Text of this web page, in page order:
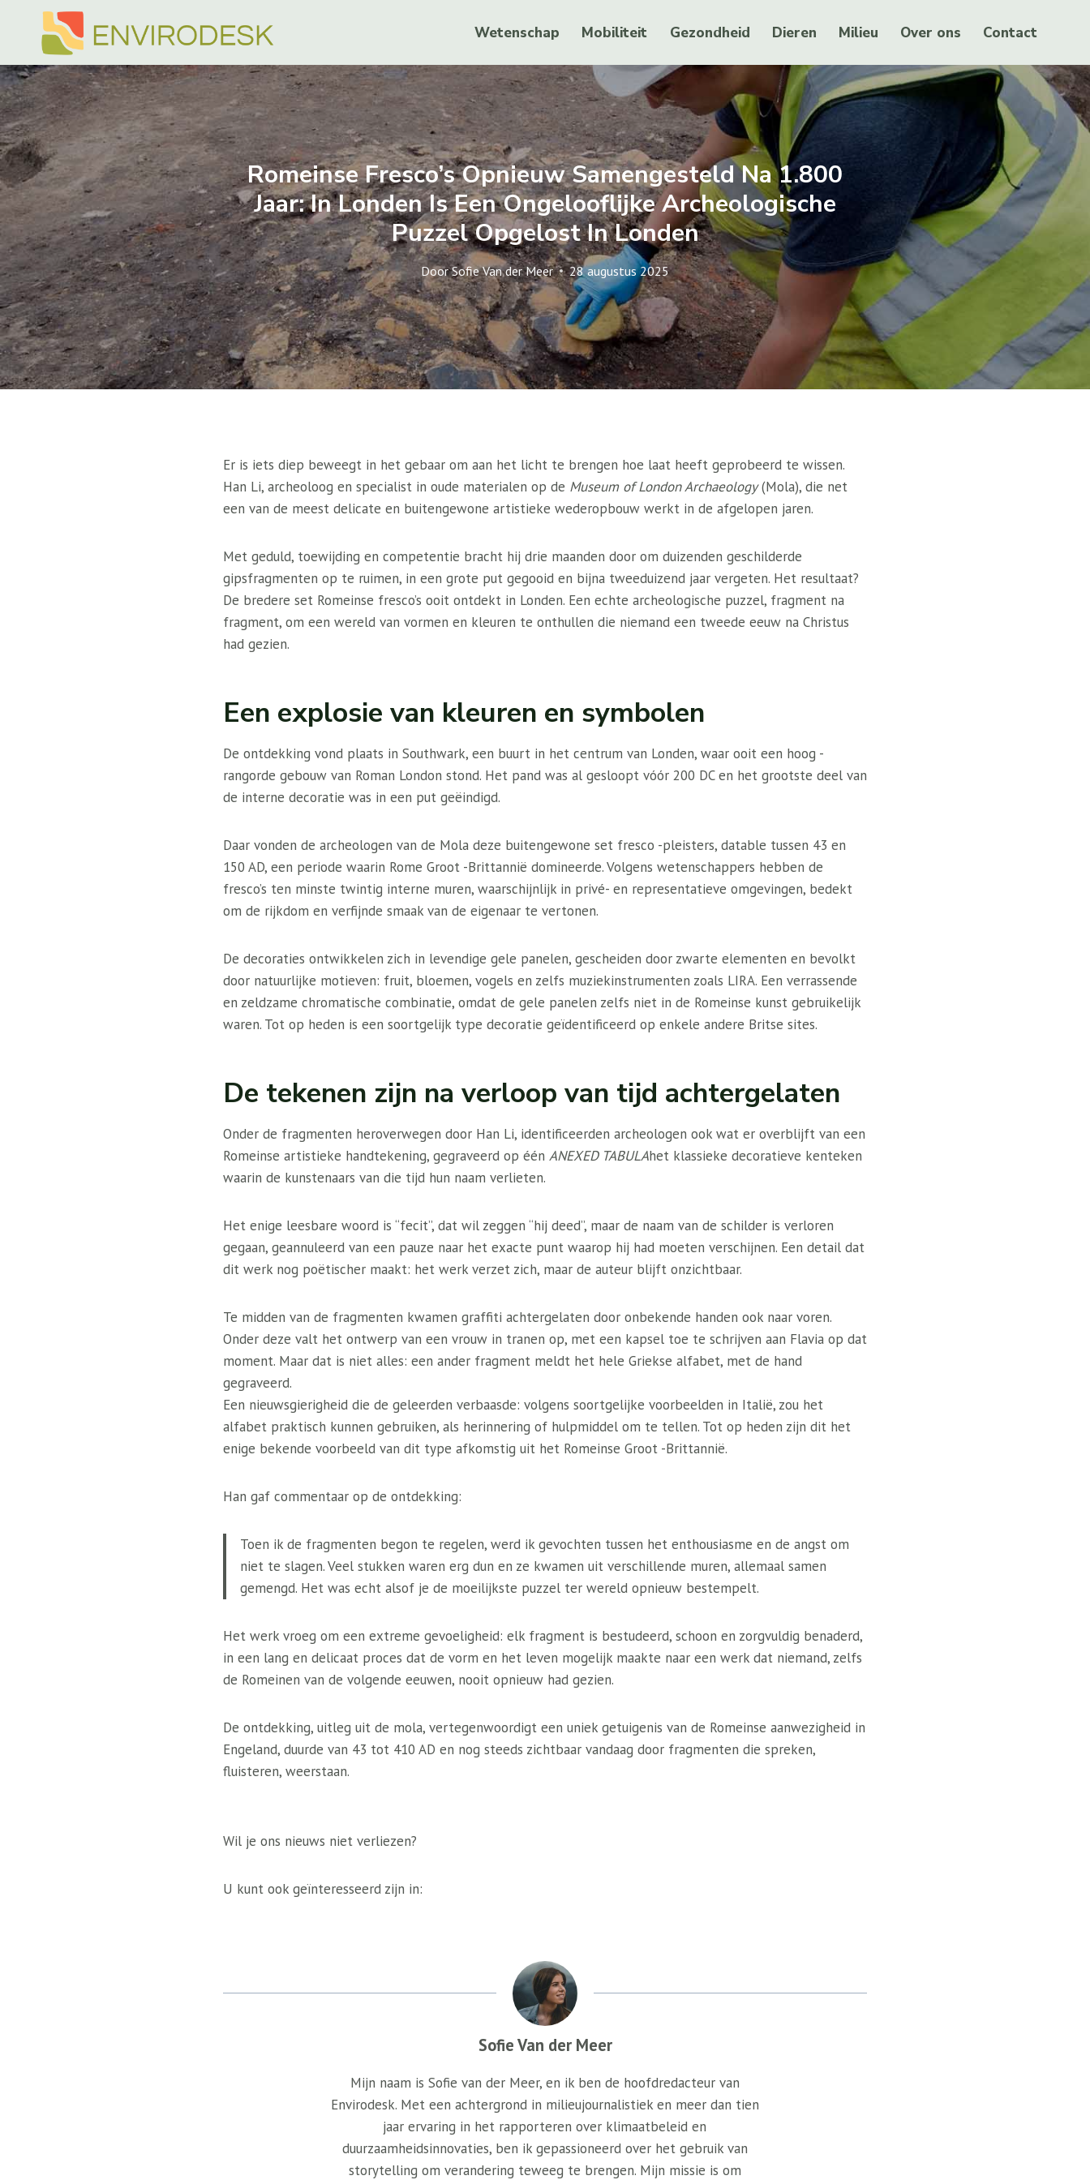
Doorgaan
Wetenschap Mobiliteit Gezondheid Dieren Milieu Over ons Contact
Romeinse Fresco’s Opnieuw Samengesteld Na 1.800
Jaar: In Londen Is Een Ongelooflijke Archeologische
Puzzel Opgelost In Londen
DoorSofie Van der Meer 28 augustus 2025
Er is iets diep beweegt in het gebaar om aan het licht te brengen hoe laat heeft geprobeerd te wissen.
Han Li, archeoloog en specialist in oude materialen op de Museum of London Archaeology(Mola), die net
een van de meest delicate en buitengewone artistieke wederopbouw werkt in de afgelopen jaren.
Met geduld, toewijding en competentie bracht hij drie maanden door om duizenden geschilderde
gipsfragmenten op te ruimen, in een grote put gegooid en bijna tweeduizend jaar vergeten. Het resultaat?
De bredere set Romeinse fresco’s ooit ontdekt in Londen. Een echte archeologische puzzel, fragment na
fragment, om een ​​wereld van vormen en kleuren te onthullen die niemand een tweede eeuw na Christus
had gezien.
Een explosie van kleuren en symbolen
De ontdekking vond plaats in Southwark, een buurt in het centrum van Londen, waar ooit een hoog -
rangorde gebouw van Roman London stond. Het pand was al gesloopt vóór 200 DC en het grootste deel van
de interne decoratie was in een put geëindigd.
Daar vonden de archeologen van de Mola deze buitengewone set fresco -pleisters, datable tussen 43 en
150 AD, een periode waarin Rome Groot -Brittannië domineerde. Volgens wetenschappers hebben de
fresco’s ten minste twintig interne muren, waarschijnlijk in privé- en representatieve omgevingen, bedekt
om de rijkdom en verfijnde smaak van de eigenaar te vertonen.
De decoraties ontwikkelen zich in levendige gele panelen, gescheiden door zwarte elementen en bevolkt
door natuurlijke motieven: fruit, bloemen, vogels en zelfs muziekinstrumenten zoals LIRA. Een verrassende
en zeldzame chromatische combinatie, omdat de gele panelen zelfs niet in de Romeinse kunst gebruikelijk
waren. Tot op heden is een soortgelijk type decoratie geïdentificeerd op enkele andere Britse sites.
De tekenen zijn na verloop van tijd achtergelaten
Onder de fragmenten heroverwegen door Han Li, identificeerden archeologen ook wat er overblijft van een
Romeinse artistieke handtekening, gegraveerd op één ANEXED TABULAhet klassieke decoratieve kenteken
waarin de kunstenaars van die tijd hun naam verlieten.
Het enige leesbare woord is “fecit”, dat wil zeggen “hij deed”, maar de naam van de schilder is verloren
gegaan, geannuleerd van een pauze naar het exacte punt waarop hij had moeten verschijnen. Een detail dat
dit werk nog poëtischer maakt: het werk verzet zich, maar de auteur blijft onzichtbaar.
Te midden van de fragmenten kwamen graffiti achtergelaten door onbekende handen ook naar voren.
Onder deze valt het ontwerp van een vrouw in tranen op, met een kapsel toe te schrijven aan Flavia op dat
moment. Maar dat is niet alles: een ander fragment meldt het hele Griekse alfabet, met de hand
gegraveerd.
Een nieuwsgierigheid die de geleerden verbaasde: volgens soortgelijke voorbeelden in Italië, zou het
alfabet praktisch kunnen gebruiken, als herinnering of hulpmiddel om te tellen. Tot op heden zijn dit het
enige bekende voorbeeld van dit type afkomstig uit het Romeinse Groot -Brittannië.
Han gaf commentaar op de ontdekking:
Toen ik de fragmenten begon te regelen, werd ik gevochten tussen het enthousiasme en de angst om
niet te slagen. Veel stukken waren erg dun en ze kwamen uit verschillende muren, allemaal samen
gemengd. Het was echt alsof je de moeilijkste puzzel ter wereld opnieuw bestempelt.
Het werk vroeg om een ​​extreme gevoeligheid: elk fragment is bestudeerd, schoon en zorgvuldig benaderd,
in een lang en delicaat proces dat de vorm en het leven mogelijk maakte naar een werk dat niemand, zelfs
de Romeinen van de volgende eeuwen, nooit opnieuw had gezien.
De ontdekking, uitleg uit de mola, vertegenwoordigt een uniek getuigenis van de Romeinse aanwezigheid in
Engeland, duurde van 43 tot 410 AD en nog steeds zichtbaar vandaag door fragmenten die spreken,
fluisteren, weerstaan.
Wil je ons nieuws niet verliezen?
U kunt ook geïnteresseerd zijn in:
Sofie Van der Meer
Mijn naam is Sofie van der Meer, en ik ben de hoofdredacteur van
Envirodesk. Met een achtergrond in milieujournalistiek en meer dan tien
jaar ervaring in het rapporteren over klimaatbeleid en
duurzaamheidsinnovaties, ben ik gepassioneerd over het gebruik van
storytelling om verandering teweeg te brengen. Mijn missie is om